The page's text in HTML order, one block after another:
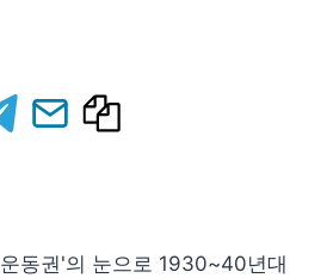
동권'의 눈으로 1930~40년대